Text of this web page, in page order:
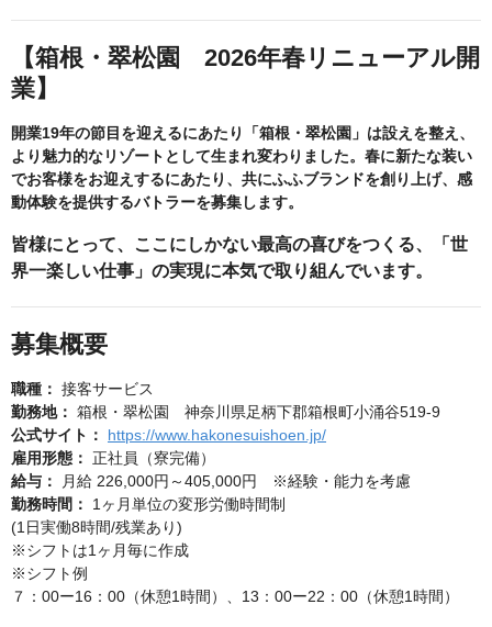
【箱根・翠松園 2026年春リニューアル開
業】
開業19年の節目を迎えるにあたり「箱根・翠松園」は設えを整え、
より魅力的なリゾートとして生まれ変わりました。春に新たな装い
でお客様をお迎えするにあたり、共にふふブランドを創り上げ、感
動体験を提供するバトラーを募集します。
皆様にとって、ここにしかない最高の喜びをつくる、「世
界一楽しい仕事」の実現に本気で取り組んでいます。
募集概要
職種： 接客サービス
勤務地： 箱根・翠松園 神奈川県足柄下郡箱根町小涌谷519-9
公式サイト：
https://www.hakonesuishoen.jp/
雇用形態： 正社員（寮完備）
給与：
月給 226,000円～405,000円 ※経験・能力を考慮
勤務時間：
1ヶ月単位の変形労働時間制
(1日実働8時間/残業あり)
※シフトは1ヶ月毎に作成
※シフト例
７：00ー16：00（休憩1時間）、13：00ー22：00（休憩1時間）